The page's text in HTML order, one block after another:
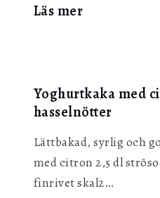
Läs mer:
Yoghurtkaka med
hasselnötter
Lättbakad, syrlig och
med citron 2,5 dl
finrivet skal2…